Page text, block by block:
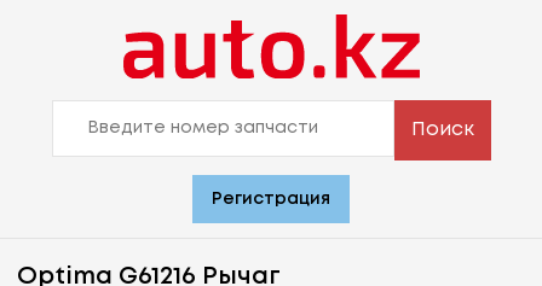
Поиск
Регистрация
Optima G61216 Рычаг